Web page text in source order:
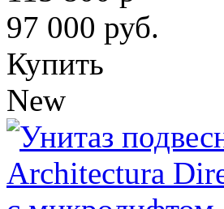
97 000 руб.
Купить
New